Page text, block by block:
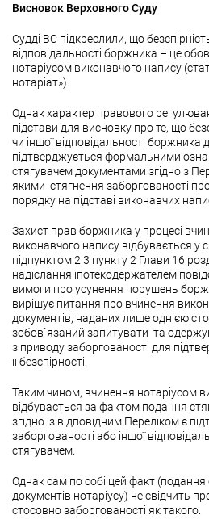
Висновок Верховного Суду
Судді ВС підкреслили, що
відповідальності боржника – це
нотаріусом виконавчого напису
нотаріат»).
Однак характер правового
підстави для висновку про те, що
чи іншої відповідальності боржника
підтверджується формальними
стягувачем документами згідно з
якими стягнення заборгованості
порядку на підставі виконавчих
Захист прав боржника у процесі
виконавчого напису відбувається у
підпунктом 2.3 пункту 2 Глави 16
надіслання іпотекодержателем
вимоги про усунення порушень
вирішує питання про вчинення
документів, наданих лише однією
зобов`язаний запитувати та
з приводу заборгованості для
її безспірності.
Таким чином, вчинення нотаріусом
відбувається за фактом подання
згідно із відповідним Переліком є
заборгованості або іншої
стягувачем.
Однак сам по собі цей факт (подання
документів нотаріусу) не свідчить
стосовно заборгованості як такого.